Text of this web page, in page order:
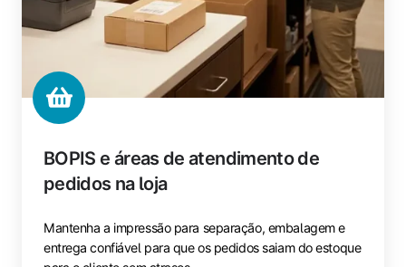
BOPIS e áreas de atendimento de
pedidos na loja
Mantenha a impressão para separação, embalagem e
entrega confiável para que os pedidos saiam do estoque